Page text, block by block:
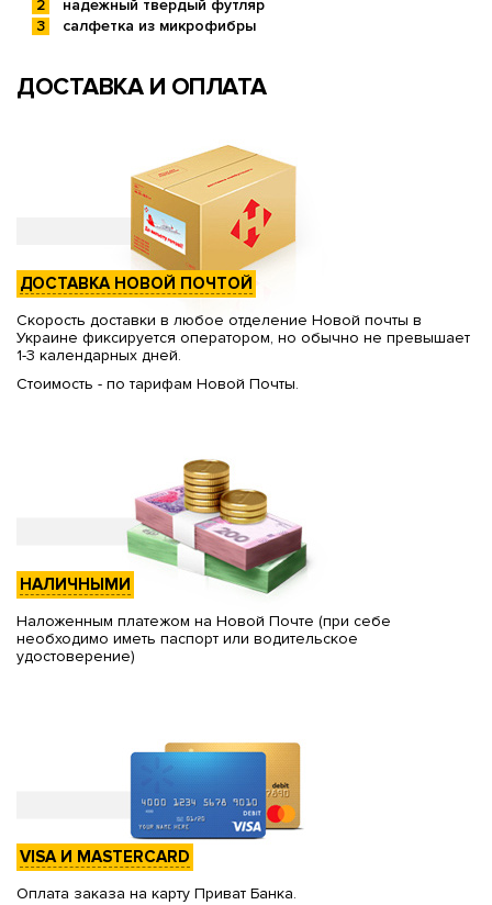
надежный твердый футляр
салфетка из микрофибры
ДОСТАВКА И ОПЛАТА
ДОСТАВКА НОВОЙ ПОЧТОЙ
Скорость доставки в любое отделение Новой почты в
Украине фиксируется оператором, но обычно не превышает
1-3 календарных дней.
Стоимость - по тарифам Новой Почты.
НАЛИЧНЫМИ
Наложенным платежом на Новой Почте (при себе
необходимо иметь паспорт или водительское
удостоверение)
VISA И MASTERCARD
Оплата заказа на карту Приват Банка.